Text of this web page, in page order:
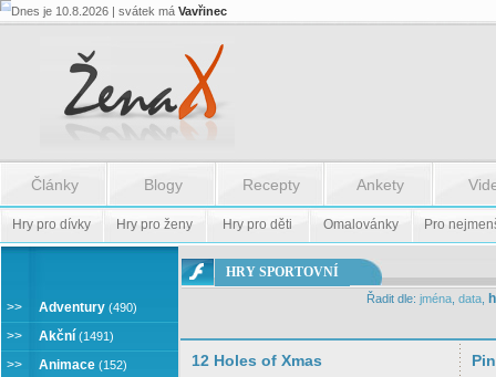
Dnes je 10.8.2026 | svátek má Vavřinec
Články Blogy Recepty Ankety
Hry pro dívky Hry pro ženy Hry pro děti Omalovánky Pro
SPORTOVNÍ
>> Adventury (490)
>> Akční (1491)
>> Animace (152)
HRY SPORTOVNÍ
Řadit dle: jména data
12 Holes of Xmas